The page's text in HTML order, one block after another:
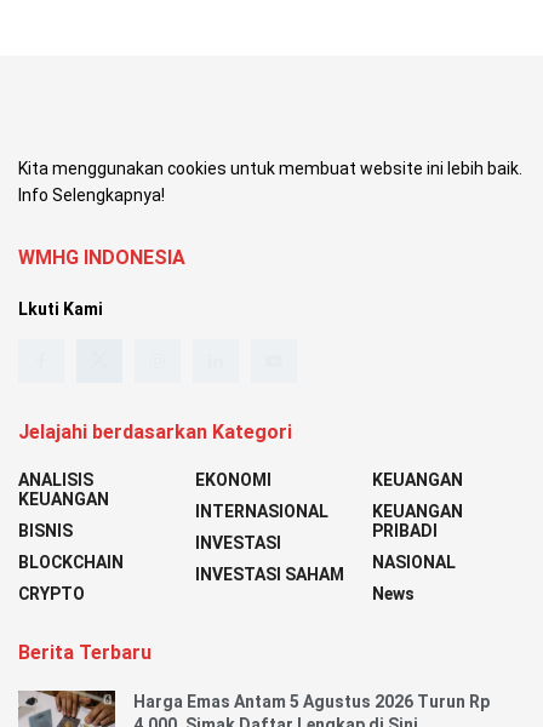
Kita menggunakan cookies untuk membuat website ini lebih baik.
Info Selengkapnya!
WMHG INDONESIA
Lkuti Kami
Jelajahi berdasarkan Kategori
ANALISIS
KEUANGAN
BISNIS
BLOCKCHAIN
CRYPTO
EKONOMI
INTERNASIONAL
INVESTASI
INVESTASI SAHAM
KEUANGAN
KEUANGAN
PRIBADI
NASIONAL
News
Berita Terbaru
Harga Emas Antam 5 Agustus 2026 Turun Rp